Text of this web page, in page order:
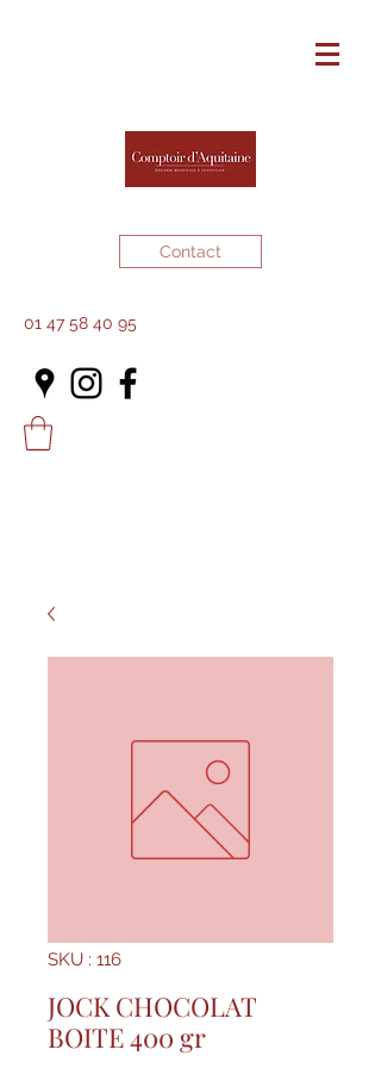
Contact
01 47 58 40 95
SKU : 116
JOCK CHOCOLAT
BOITE 400 gr